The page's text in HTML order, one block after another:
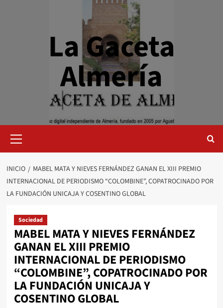
La Gaceta
Almería
primario
INICIO
MABEL MATA Y NIEVES FERNÁNDEZ GANAN EL XIII PREMIO
INTERNACIONAL DE PERIODISMO “COLOMBINE”, COPATROCINADO POR
LA FUNDACIÓN UNICAJA Y COSENTINO GLOBAL
Sociedad
MABEL MATA Y NIEVES FERNÁNDEZ
GANAN EL XIII PREMIO
INTERNACIONAL DE PERIODISMO
“COLOMBINE”, COPATROCINADO POR
LA FUNDACIÓN UNICAJA Y
COSENTINO GLOBAL